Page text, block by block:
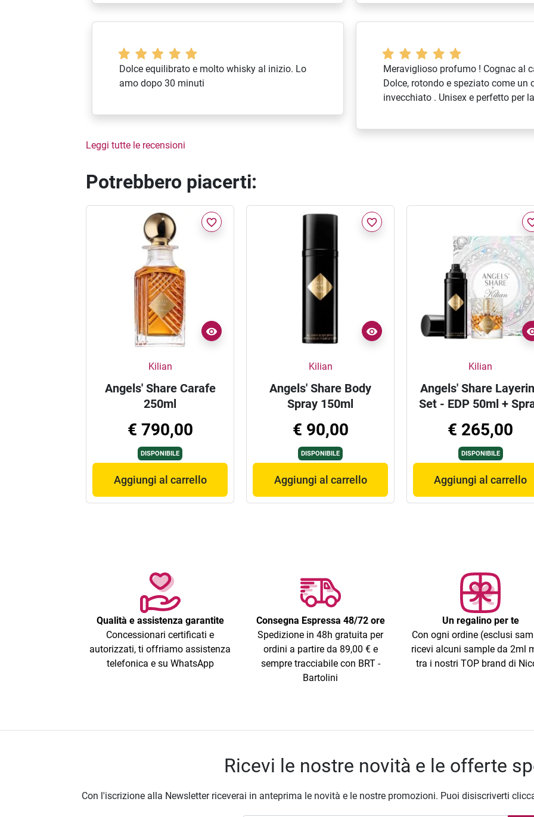
Dolce equilibrato e molto whisky al inizio. Lo
amo dopo 30 minuti
Meraviglioso profumo ! Cognac al
Dolce, rotondo e speziato come un
invecchiato . Unisex e perfetto per
Leggi tutte le recensioni
Potrebbero piacerti:
favorite_border
Kilian
Angels' Share Carafe
250ml
€ 790,00
DISPONIBILE
Aggiungi al carrello
favorite_border
Kilian
Angels' Share Body
Spray 150ml
€ 90,00
DISPONIBILE
Aggiungi al carrello
Kilian
Angels' Share
Set - EDP 50ml +
€ 265,00
DISPONIBILE
Aggiungi al carrello
Qualità e assistenza garantite
Concessionari certificati e
autorizzati, ti offriamo assistenza
telefonica e su WhatsApp
Consegna Espressa 48/72 ore
Spedizione in 48h gratuita per
ordini a partire da 89,00 € e
sempre tracciabile con BRT -
Bartolini
Un regalino per te
Con ogni ordine (esclusi
ricevi alcuni sample da 2ml
tra i nostri TOP brand di
Ricevi le nostre novità e le offerte
Con l'iscrizione alla Newsletter riceverai in anteprima le novità e le nostre promozioni. Puoi disiscriverti